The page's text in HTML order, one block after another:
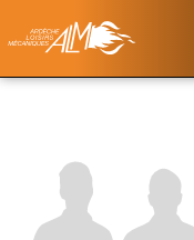
au
contenu
Accueil Les activités